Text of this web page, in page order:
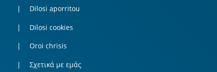
Dilosi aporritou
Dilosi cookies
Oroi chrisis
Σχετικά με εμάς